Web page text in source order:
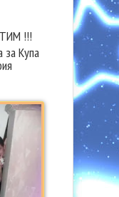
!!!
за Купа